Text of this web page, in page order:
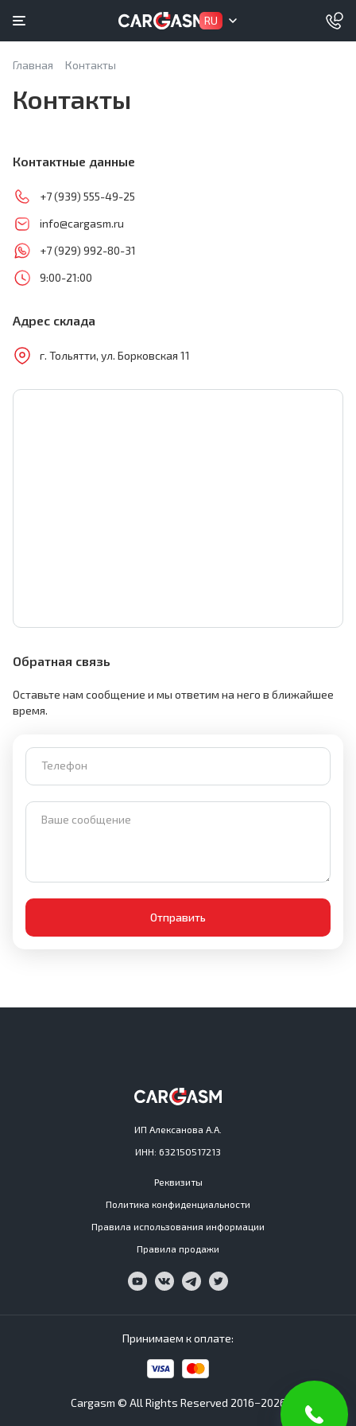
RU
Главная Контакты
Контакты
Контактные данные
+7 (939) 555-49-25
info@cargasm.ru
+7 (929) 992-80-31
9:00-21:00
Адрес склада
г. Тольятти, ул. Борковская 11
Обратная связь
Оставьте нам сообщение и мы ответим на него в ближайшее
время.
Телефон
Ваше сообщение
Отправить
ИП Алексанова А.А.
ИНН: 632150517213
Реквизиты
Политика конфиденциальности
Правила использования информации
Правила продажи
Cargasm © All Rights Reserved 2016−2026
Принимаем к оплате: